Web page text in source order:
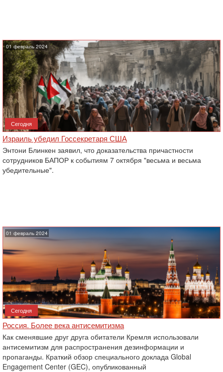
01 февраль 2024
Сегодня
Израиль убедил Госсекретаря США
Энтони Блинкен заявил, что доказательства причастности
сотрудников БАПОР к событиям 7 октября "весьма и весьма
убедительные".
01 февраль 2024
Сегодня
Россия. Более века антисемитизма
Как сменявшие друг друга обитатели Кремля использовали
антисемитизм для распространения дезинформации и
пропаганды. Краткий обзор специального доклада Global
Engagement Center (GEC), опубликованный